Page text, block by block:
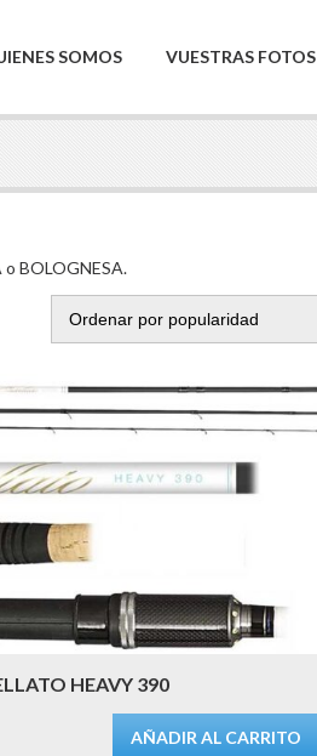
SOMOS VUESTRAS FOTOS
BOLOGNESA.
HEAVY 390
AÑADIR AL CARRITO